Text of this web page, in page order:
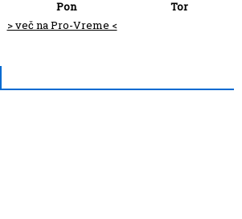
Pon
Tor
> več na Pro-Vreme <